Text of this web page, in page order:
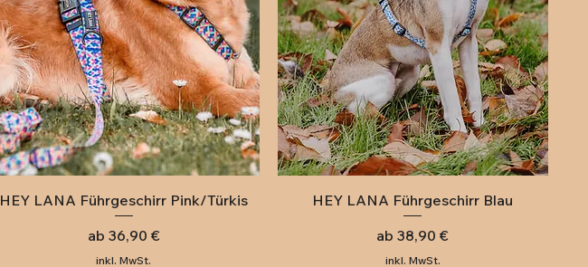
Schnellansicht
HEY LANA Führgeschirr Pink/Türkis
ab 36,90 €
Sale-Preis
inkl. MwSt.
Schnellansicht
HEY LANA Führgeschirr Blau
ab38,90 €
Sale-Preis
inkl. MwSt.